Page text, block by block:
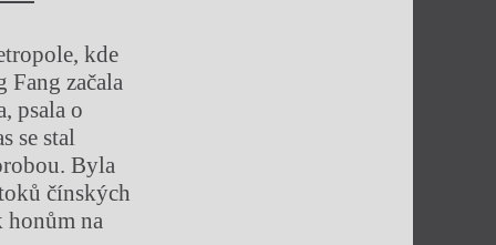
kde
začala
psala o
se stal
Byla
čínských
honům na